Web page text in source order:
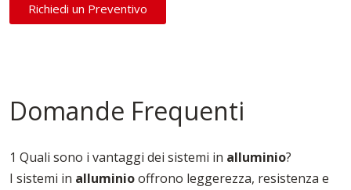
Richiedi un Preventivo
Domande Frequenti
1 Quali sono i vantaggi dei sistemi in alluminio?
I sistemi in alluminiooffrono leggerezza, resistenza e